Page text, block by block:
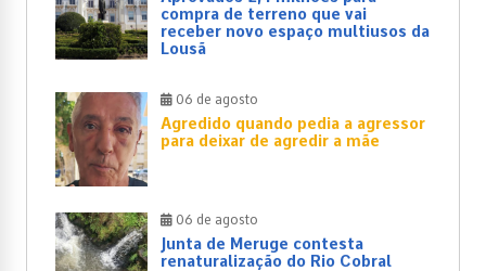
compra de terreno que vai
receber novo espaço multiusos da
Lousã
06 de agosto
Agredido quando pedia a agressor
para deixar de agredir a mãe
06 de agosto
Junta de Meruge contesta
renaturalização do Rio Cobral